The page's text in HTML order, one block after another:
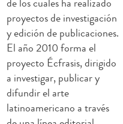
proyectos de investigación
y edición de publicaciones.
El año 2010 forma el
proyecto Écfrasis, dirigido
a investigar, publicar y
difundir el arte
latinoamericano a través